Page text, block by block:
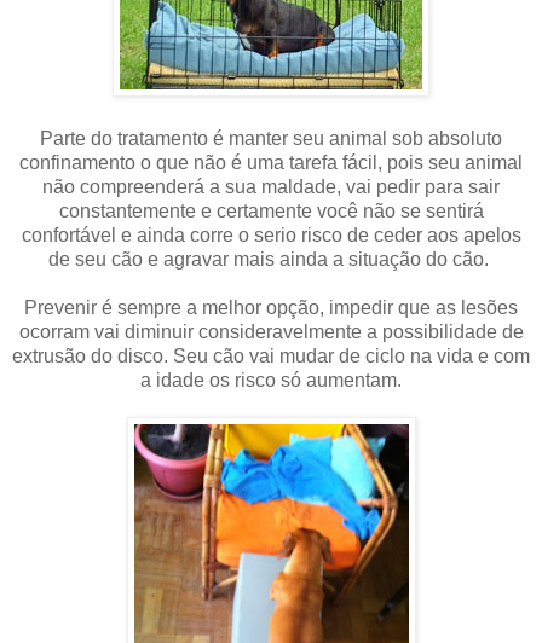
Parte do tratamento é manter seu animal sob absoluto
confinamento o que não é uma tarefa fácil, pois seu animal
não compreenderá a sua maldade, vai pedir para sair
constantemente e certamente você não se sentirá
confortável e ainda corre o serio risco de ceder aos apelos
de seu cão e agravar mais ainda a situação do cão.
Prevenir é sempre a melhor opção, impedir que as lesões
ocorram vai diminuir consideravelmente a possibilidade de
extrusão do disco. Seu cão vai mudar de ciclo na vida e com
a idade os risco só aumentam.